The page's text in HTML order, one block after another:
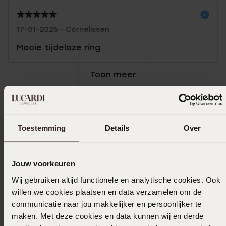
Toestemming Details Over
Jouw voorkeuren
Wij gebruiken altijd functionele en analytische cookies. Ook
willen we cookies plaatsen en data verzamelen om de
communicatie naar jou makkelijker en persoonlijker te
maken. Met deze cookies en data kunnen wij en derde
17-01-2026 - Cornelissen
Mooie tijdeloze ring
Toon meer
Selecteer maat & bestel